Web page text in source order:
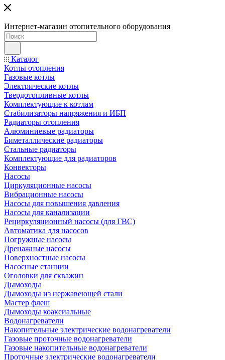
Интернет-магазин отопительного оборудования
Каталог
Котлы отопления
Газовые котлы
Электрические котлы
Твердотопливные котлы
Комплектующие к котлам
Стабилизаторы напряжения и ИБП
Радиаторы отопления
Алюминиевые радиаторы
Биметаллические радиаторы
Стальные радиаторы
Комплектующие для радиаторов
Конвекторы
Насосы
Циркуляционные насосы
Вибрационные насосы
Насосы для повышения давления
Насосы для канализации
Рециркуляционный насосы (для ГВС)
Автоматика для насосов
Погружные насосы
Дренажные насосы
Поверхностные насосы
Насосные станции
Оголовки для скважин
Дымоходы
Дымоходы из нержавеющей стали
Мастер флеш
Дымоходы коаксиальные
Водонагреватели
Накопительные электрические водонагреватели
Газовые проточные водонагреватели
Газовые накопительные водонагреватели
Проточные электрические водонагреватели